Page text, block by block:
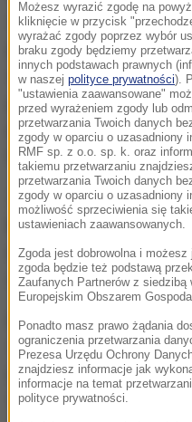
Centrum Chorób
podjęto decyzję o
wstrzymaniu
podejrzeniem
przekazała
Małgorzata Pisarewicz.
Zaznaczyła, że w tej
które miały kontakt z
szpitala. Wszystkie
obecność koronawirusa.
Pacjenci z
7. Szpitala Marynarki
Uniwersyteckiego
Tropikalnej w Gdyni.
Możesz wyrazić zgodę na
kliknięcie w przycisk
wyrażać zgody poprzez wybór
braku zgody będziemy
innych podstawach prawnych
w naszej polityce prywatności).
"ustawienia zaawansowane"
przed wyrażeniem zgody lub
przetwarzania Twoich danych
zgody w oparciu o uzasadniony
RMF sp. z o.o. sp. k. oraz
takiemu przetwarzaniu
przetwarzania Twoich danych
zgody w oparciu o uzasadniony
możliwość sprzeciwienia się
ustawieniach zaawansowanych.
Zgoda jest dobrowolna i
zgoda będzie też podstawą
Zaufanych Partnerów z
Europejskim Obszarem
Ponadto masz prawo żądania
ograniczenia przetwarzania
Prezesa Urzędu Ochrony
znajdziesz informacje jak
informacje na temat
polityce prywatności.